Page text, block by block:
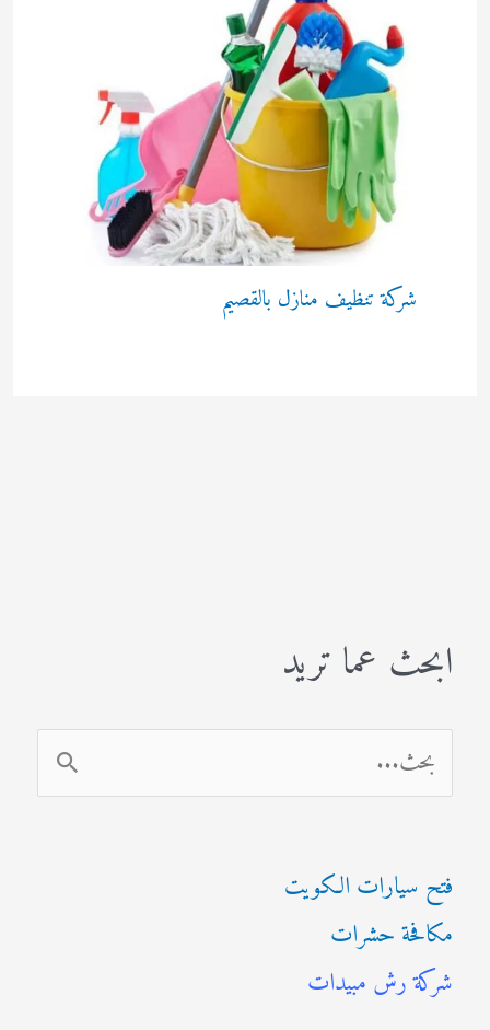
شركة تنظيف منازل بالقصيم
ابحث عما تريد
ل
ح
ث
ع
فتح سيارات الكويت
مكافحة حشرات
شركة رش مبيدات